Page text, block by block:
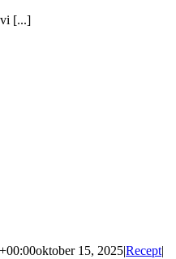
vi [...]
oktober 15, 2025|Recept|